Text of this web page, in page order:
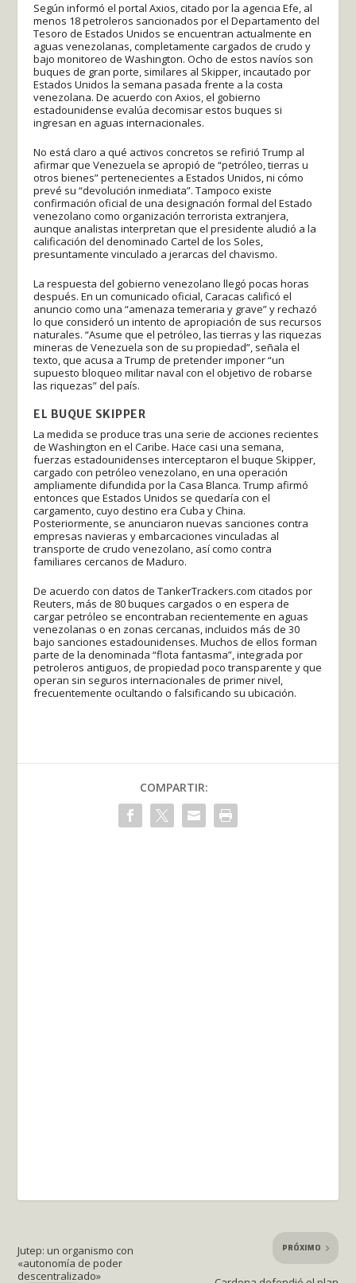
Según informó el portal Axios, citado por la agencia Efe, al
menos 18 petroleros sancionados por el Departamento del
Tesoro de Estados Unidos se encuentran actualmente en
aguas venezolanas, completamente cargados de crudo y
bajo monitoreo de Washington. Ocho de estos navíos son
buques de gran porte, similares al Skipper, incautado por
Estados Unidos la semana pasada frente a la costa
venezolana. De acuerdo con Axios, el gobierno
estadounidense evalúa decomisar estos buques si
ingresan en aguas internacionales.
No está claro a qué activos concretos se refirió Trump al
afirmar que Venezuela se apropió de “petróleo, tierras u
otros bienes” pertenecientes a Estados Unidos, ni cómo
prevé su “devolución inmediata”. Tampoco existe
confirmación oficial de una designación formal del Estado
venezolano como organización terrorista extranjera,
aunque analistas interpretan que el presidente aludió a la
calificación del denominado Cartel de los Soles,
presuntamente vinculado a jerarcas del chavismo.
La respuesta del gobierno venezolano llegó pocas horas
después. En un comunicado oficial, Caracas calificó el
anuncio como una “amenaza temeraria y grave” y rechazó
lo que consideró un intento de apropiación de sus recursos
naturales. “Asume que el petróleo, las tierras y las riquezas
mineras de Venezuela son de su propiedad”, señala el
texto, que acusa a Trump de pretender imponer “un
supuesto bloqueo militar naval con el objetivo de robarse
las riquezas” del país.
EL BUQUE SKIPPER
La medida se produce tras una serie de acciones recientes
de Washington en el Caribe. Hace casi una semana,
fuerzas estadounidenses interceptaron el buque Skipper,
cargado con petróleo venezolano, en una operación
ampliamente difundida por la Casa Blanca. Trump afirmó
entonces que Estados Unidos se quedaría con el
cargamento, cuyo destino era Cuba y China.
Posteriormente, se anunciaron nuevas sanciones contra
empresas navieras y embarcaciones vinculadas al
transporte de crudo venezolano, así como contra
familiares cercanos de Maduro.
De acuerdo con datos de TankerTrackers.com citados por
Reuters, más de 80 buques cargados o en espera de
cargar petróleo se encontraban recientemente en aguas
venezolanas o en zonas cercanas, incluidos más de 30
bajo sanciones estadounidenses. Muchos de ellos forman
parte de la denominada “flota fantasma”, integrada por
petroleros antiguos, de propiedad poco transparente y que
operan sin seguros internacionales de primer nivel,
frecuentemente ocultando o falsificando su ubicación.
COMPARTIR:
Jutep: un organismo con
«autonomía de poder
descentralizado»
PRÓXIMO